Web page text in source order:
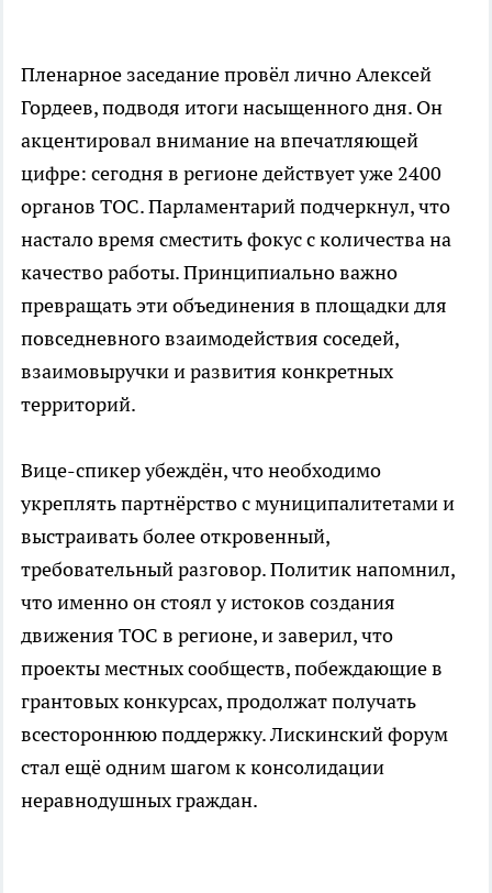
Пленарное заседание провёл лично Алексей
Гордеев, подводя итоги насыщенного дня. Он
акцентировал внимание на впечатляющей
цифре: сегодня в регионе действует уже 2400
органов ТОС. Парламентарий подчеркнул, что
настало время сместить фокус с количества на
качество работы. Принципиально важно
превращать эти объединения в площадки для
повседневного взаимодействия соседей,
взаимовыручки и развития конкретных
территорий.
Вице-спикер убеждён, что необходимо
укреплять партнёрство с муниципалитетами и
выстраивать более откровенный,
требовательный разговор. Политик напомнил,
что именно он стоял у истоков создания
движения ТОС в регионе, и заверил, что
проекты местных сообществ, побеждающие в
грантовых конкурсах, продолжат получать
всестороннюю поддержку. Лискинский форум
стал ещё одним шагом к консолидации
неравнодушных граждан.